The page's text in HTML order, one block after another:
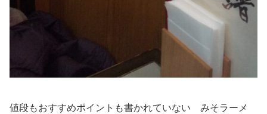
値段もおすすめポイントも書かれていない みそラーメ